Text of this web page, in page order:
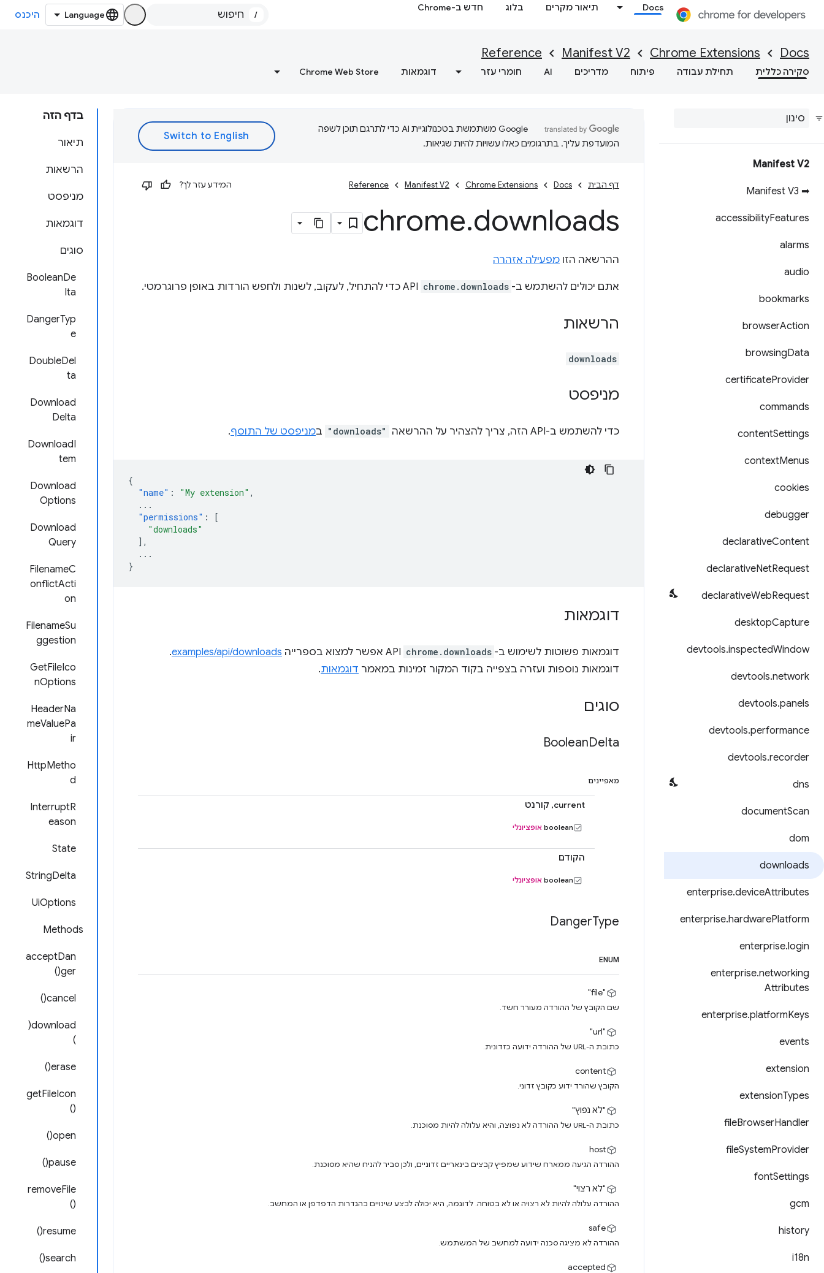
Docs תיאור מקרים בלוג חדש ב-Chrome
/ היכנס
Docs
Chrome Extensions
Manifest V2
Reference
סקירה כללית תחילת עבודה פיתוח מדריכים AI חומרי עזר דוגמאות Chrome Web Store
Manifest V2
➡ Manifest V3
accessibilityFeatures
alarms
audio
bookmarks
browserAction
browsingData
certificateProvider
commands
contentSettings
contextMenus
cookies
debugger
declarativeContent
declarativeNetRequest
declarativeWebRequest
desktopCapture
devtools.inspectedWindow
devtools.network
devtools.panels
devtools.performance
devtools.recorder
dns
documentScan
dom
downloads
enterprise.deviceAttributes
enterprise.hardwarePlatform
enterprise.login
enterprise.networking
Attributes
enterprise.platformKeys
events
extension
extensionTypes
fileBrowserHandler
fileSystemProvider
fontSettings
gcm
history
i18n
בדף הזה
תיאור
הרשאות
מניפסט
דוגמאות
סוגים
BooleanDe
lta
DangerTyp
e
DoubleDel
ta
Download
Delta
DownloadI
tem
Download
Options
Download
Query
FilenameC
onflictActi
on
FilenameSu
ggestion
GetFileIco
nOptions
HeaderNa
meValuePa
ir
HttpMetho
d
InterruptR
eason
State
StringDelta
UiOptions
Methods
acceptDan
ger()
cancel()
download(
)
erase()
getFileIcon
()
open()
pause()
removeFile
()
resume()
search()
‫Google משתמשת בטכנולוגיית AI כדי לתרגם תוכן לשפה
המועדפת עליך. בתרגומים כאלו עשויות להיות שגיאות.
דף הבית Docs
Chrome Extensions
Manifest V2
Reference המידע עזר לך?
chrome.downloads
ההרשאה הזו מפעילה אזהרה
אתם יכולים להשתמש ב- chrome.downloads
הרשאות
downloads
מניפסט
כדי להשתמש ב-API הזה, צריך להצהיר על ההרשאה "downloads" במניפסט של התוסף.
{
"name" : "My extension" ,
...
"permissions" :
[
"downloads"
],
...
}
דוגמאות
דוגמאות פשוטות לשימוש ב- chrome.downloads
examples/api/downloads
.
דוגמאות נוספות ועזרה בצפייה בקוד המקור זמינות במאמר דוגמאות.
סוגים
BooleanDelta
מאפיינים
current, קורנט
boolean אופציונלי
הקודם
boolean אופציונלי
DangerType
ENUM
"file"
שם הקובץ של ההורדה מעורר חשד.
"url"
כתובת ה-URL של ההורדה ידועה כזדונית.
content
הקובץ שהורד ידוע כקובץ זדוני.
"לא נפוץ"
כתובת ה-URL של ההורדה לא נפוצה, והיא עלולה להיות מסוכנת.
host
ההורדה הגיעה ממארח שידוע שמפיץ קבצים בינאריים זדוניים, ולכן סביר להניח שהיא מסוכנת.
"לא רצוי"
ההורדה עלולה להיות לא רצויה או לא בטוחה. לדוגמה, היא יכולה לבצע שינויים בהגדרות הדפדפן או המחשב.
safe
ההורדה לא מציגה סכנה ידועה למחשב של המשתמש.
accepted